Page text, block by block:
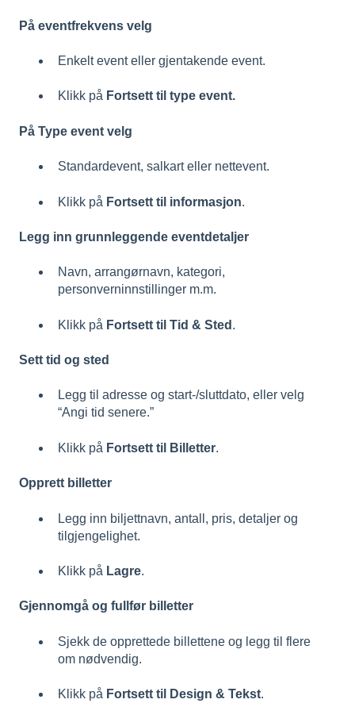
På eventfrekvens velg
Enkelt event eller gjentakende event.
Klikk på Fortsett til type event.
På Type event velg
Standardevent, salkart eller nettevent.
Klikk på Fortsett til informasjon.
Legg inn grunnleggende eventdetaljer
Navn, arrangørnavn, kategori,
personverninnstillinger m.m.
Klikk på Fortsett til Tid & Sted .
Sett tid og sted
Legg til adresse og start-/sluttdato, eller velg
“Angi tid senere.”
Klikk på Fortsett til Billetter.
Opprett billetter
Legg inn biljettnavn, antall, pris, detaljer og
tilgjengelighet.
Klikk på Lagre.
Gjennomgå og fullfør billetter
Sjekk de opprettede billettene og legg til flere
om nødvendig.
Klikk på Fortsett til Design & Tekst.